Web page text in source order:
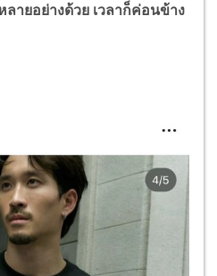
ายอย่างด้วย เวลาก็ค่อนข้าง